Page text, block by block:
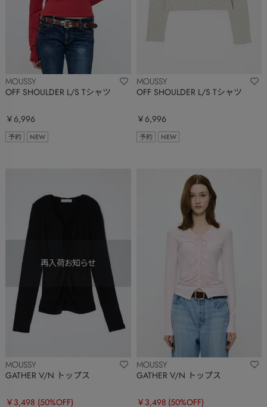
MOUSSY
OFF SHOULDER L/S Tシャツ
￥6,996
予約 NEW
MOUSSY
OFF SHOULDER L/S Tシャツ
￥6,996
予約 NEW
MOUSSY
GATHER V/N トップス
￥3,498 (50%OFF)
MOUSSY
GATHER V/N トップス
￥3,498 (50%OFF)